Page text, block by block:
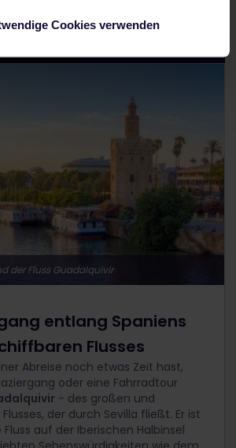
Cookies verwenden
der Fluss Guadalquivir
entlang Spaniens
Flusses
Abreise noch etwas Zeit hast,
oder eine Fahrradtour
- des großen und
der durch Sevilla fließt. Er ist
auf der Iberischen Halbinsel